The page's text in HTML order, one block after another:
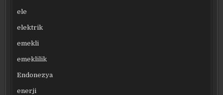
ele
elektrik
emekli
emeklilik
Endonezya
enerji